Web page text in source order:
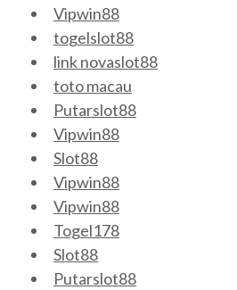
Vipwin88
togelslot88
link novaslot88
toto macau
Putarslot88
Vipwin88
Slot88
Vipwin88
Vipwin88
Togel178
Slot88
Putarslot88